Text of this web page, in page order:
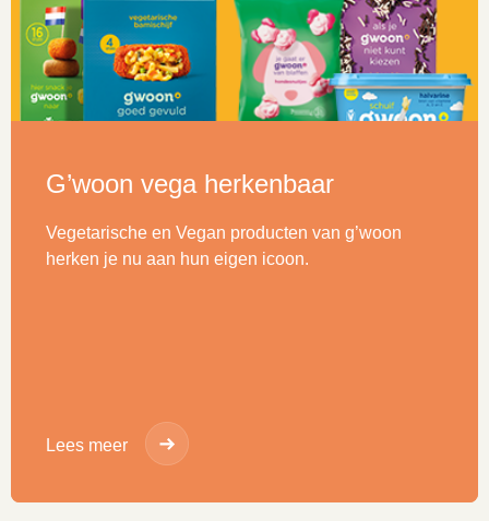
G’woon vega herkenbaar
Vegetarische en Vegan producten van g’woon
herken je nu aan hun eigen icoon.
Lees meer